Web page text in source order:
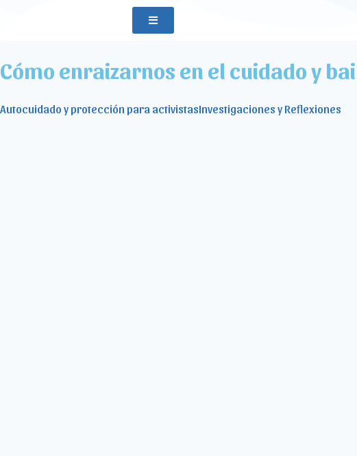
Cómo enraizarnos en el cuidado y
Autocuidado y protección para activistasInvestigaciones y Reflexiones